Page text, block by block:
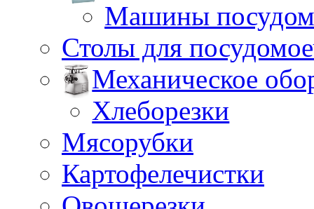
Машины
Столы для
Механическое
Хлеборезки
Мясорубки
Картофелечистки